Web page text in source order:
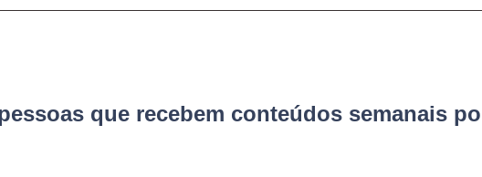
que recebem conteúdos semanais